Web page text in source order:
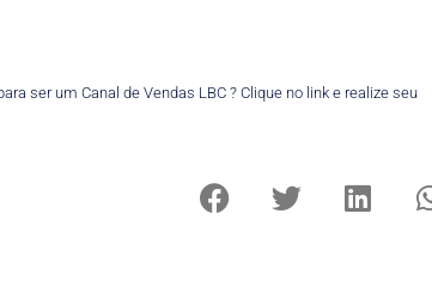
ser um Canal de Vendas LBC ? Clique no link e realize seu